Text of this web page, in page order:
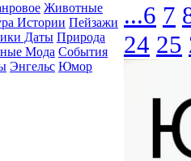
Животные
Истории Пейзажи
Даты Природа
Мода События
Энгельс Юмор
...6 7
24 25